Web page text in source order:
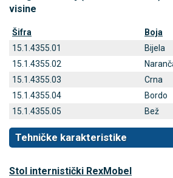
visine
Šifra
Boja
15.1.4355.01
Bijela
15.1.4355.02
15.1.4355.03
Crna
15.1.4355.04
Bordo
15.1.4355.05
Bež
Tehničke karakteristike
Stol internistički RexMobel